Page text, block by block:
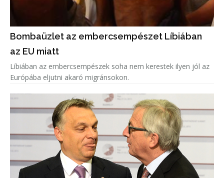
Bombaüzlet az embercsempészet Líbiában
az EU miatt
Líbiában az embercsempészek soha nem kerestek ilyen jól az
Európába eljutni akaró migránsokon.